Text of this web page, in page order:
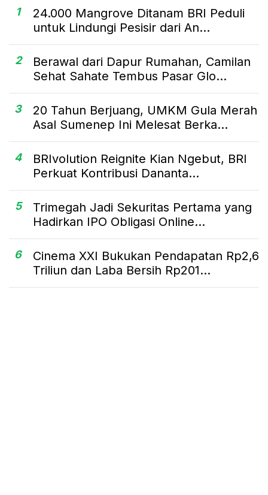
1
24.000 Mangrove Ditanam BRI Peduli
untuk Lindungi Pesisir dari An...
2
Berawal dari Dapur Rumahan, Camilan
Sehat Sahate Tembus Pasar Glo...
3
20 Tahun Berjuang, UMKM Gula Merah
Asal Sumenep Ini Melesat Berka...
4
BRIvolution Reignite Kian Ngebut, BRI
Perkuat Kontribusi Dananta...
5
Trimegah Jadi Sekuritas Pertama yang
Hadirkan IPO Obligasi Online...
6
Cinema XXI Bukukan Pendapatan Rp2,6
Triliun dan Laba Bersih Rp201...